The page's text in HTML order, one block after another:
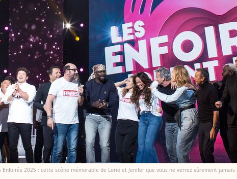
Enfoirés 2025 : cette scène mémorable de Lorie et Jenifer que vous ne verrez sûrement jamais